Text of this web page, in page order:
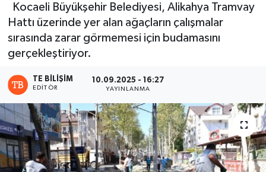
Kocaeli Büyükşehir Belediyesi, Alikahya Tramvay
Hattı üzerinde yer alan ağaçların çalışmalar
sırasında zarar görmemesi için budamasını
gerçekleştiriyor.
TE BILIŞIM
EDITÖR
10.09.2025 - 16:27
YAYINLANMA